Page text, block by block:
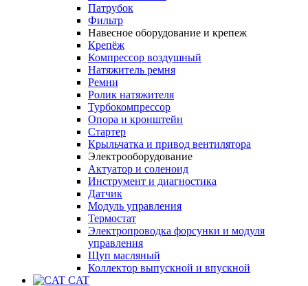
Патрубок
Фильтр
Навесное оборудование и крепеж
Крепёж
Компрессор воздушный
Натяжитель ремня
Ремни
Ролик натяжителя
Турбокомпрессор
Опора и кронштейн
Стартер
Крыльчатка и привод вентилятора
Электрооборудование
Актуатор и соленоид
Инструмент и диагностика
Датчик
Модуль управления
Термостат
Электропроводка форсунки и модуля
управления
Щуп масляный
Коллектор выпускной и впускной
CAT